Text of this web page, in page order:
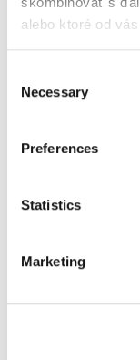
alebo ktoré od
Selection
Necessary
Preferences
Statistics
Marketing
pozitívne
najlepšie vo